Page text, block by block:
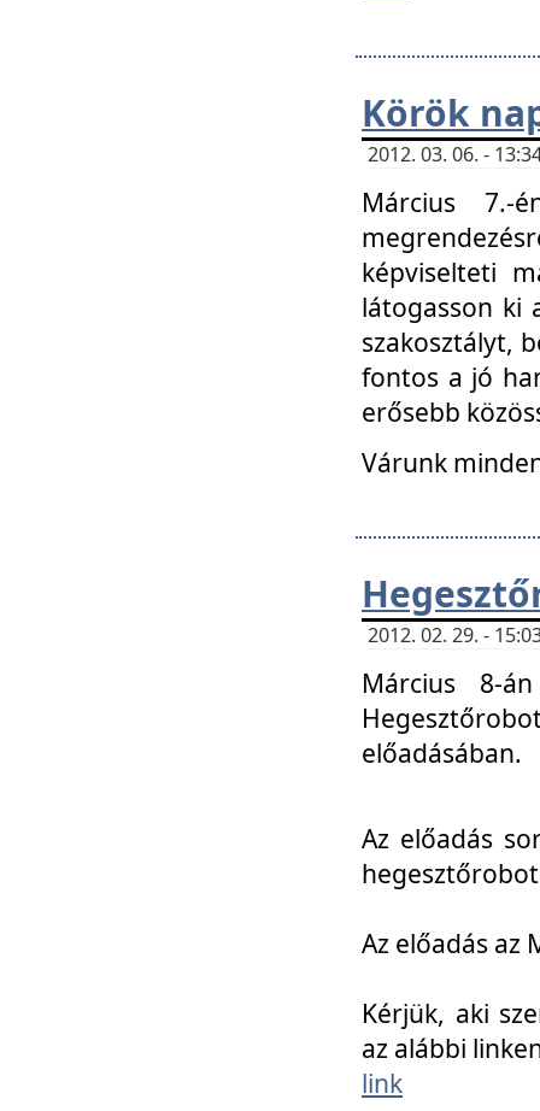
Körök
2012. 03. 06. -
Március 7.-
képviselteti
látogasson ki
szakosztályt,
fontos a jó
erősebb
Várunk
2012. 02. 29. -
Március 8-
előadásában.
Az előadás
Az előadás az
Kérjük, aki
az alábbi
link